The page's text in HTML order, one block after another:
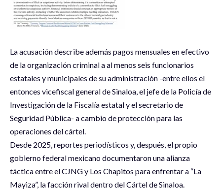
La acusación describe además pagos mensuales en efectivo
de la organización criminal a al menos seis funcionarios
estatales y municipales de su administración -entre ellos el
entonces vicefiscal general de Sinaloa, el jefe de la Policía de
Investigación de la Fiscalía estatal y el secretario de
Seguridad Pública- a cambio de protección para las
operaciones del cártel.
Desde 2025, reportes periodísticos y, después, el propio
gobierno federal mexicano documentaron una alianza
táctica entre el CJNG y Los Chapitos para enfrentar a “La
Mayiza”, la facción rival dentro del Cártel de Sinaloa.